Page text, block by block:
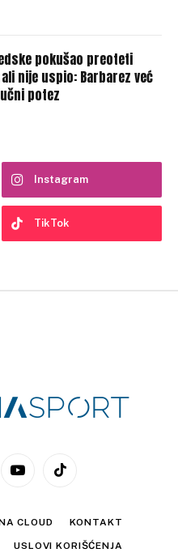
pokušao preoteti
nije uspio: Barbarez već
potez
Instagram
TikTok
YouTubeTikTok
CLOUD KONTAKT
USLOVI KORIŠĆENJA